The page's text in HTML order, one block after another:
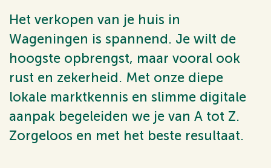
Het verkopen van je huis in
Wageningen is spannend. Je wilt de
hoogste opbrengst, maar vooral ook
rust en zekerheid. Met onze diepe
lokale marktkennis en slimme digitale
aanpak begeleiden we je van A tot Z.
Zorgeloos en met het beste resultaat.